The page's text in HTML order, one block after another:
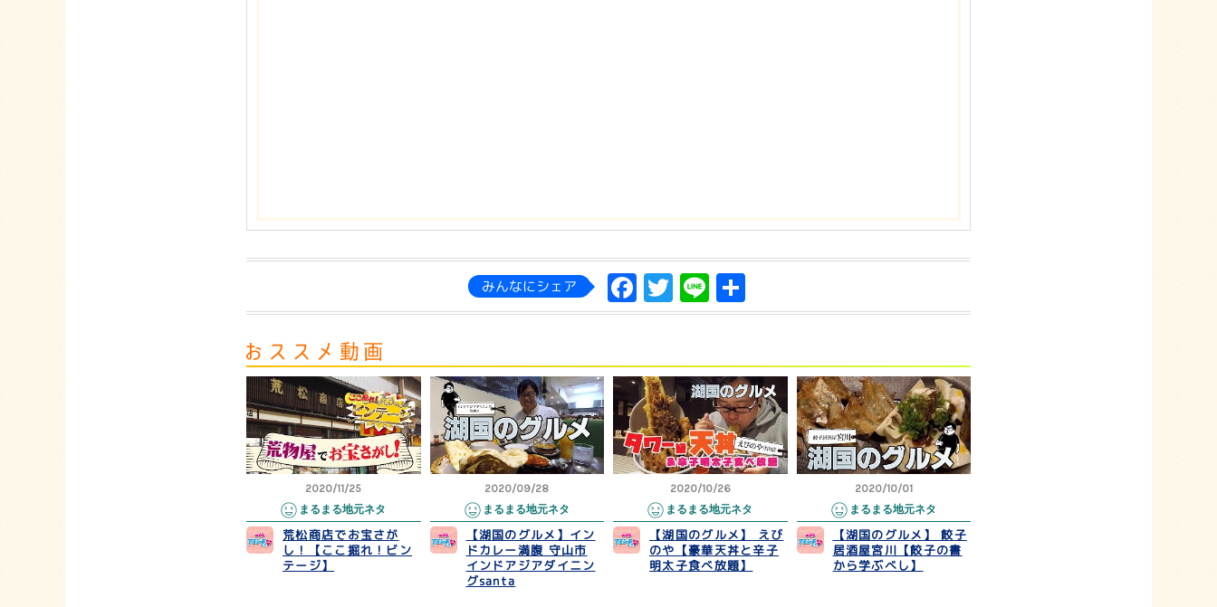
みんなにシェア Facebook
Twitter
Line
有
まるまる地元ネタ
2020/11/25
荒松商店でお宝さが
し！【ここ掘れ！ビン
テージ】
まるまる地元ネタ
2020/09/28
【湖国のグルメ】イン
ドカレー満腹 守山市
インドアジアダイニン
グsanta
まるまる地元ネタ
2020/10/26
【湖国のグルメ】 えび
のや【豪華天丼と辛子
明太子食べ放題】
まるまる地元ネタ
2020/10/01
【湖国のグルメ】 餃子
居酒屋宮川【餃子の書
から学ぶべし】